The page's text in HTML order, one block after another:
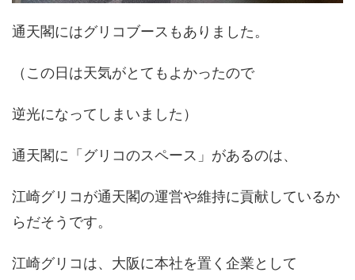
通天閣にはグリコブースもありました。
（この日は天気がとてもよかったので
逆光になってしまいました）
通天閣に「グリコのスペース」があるのは、
江崎グリコが通天閣の運営や維持に貢献しているか
らだそうです。
江崎グリコは、大阪に本社を置く企業として